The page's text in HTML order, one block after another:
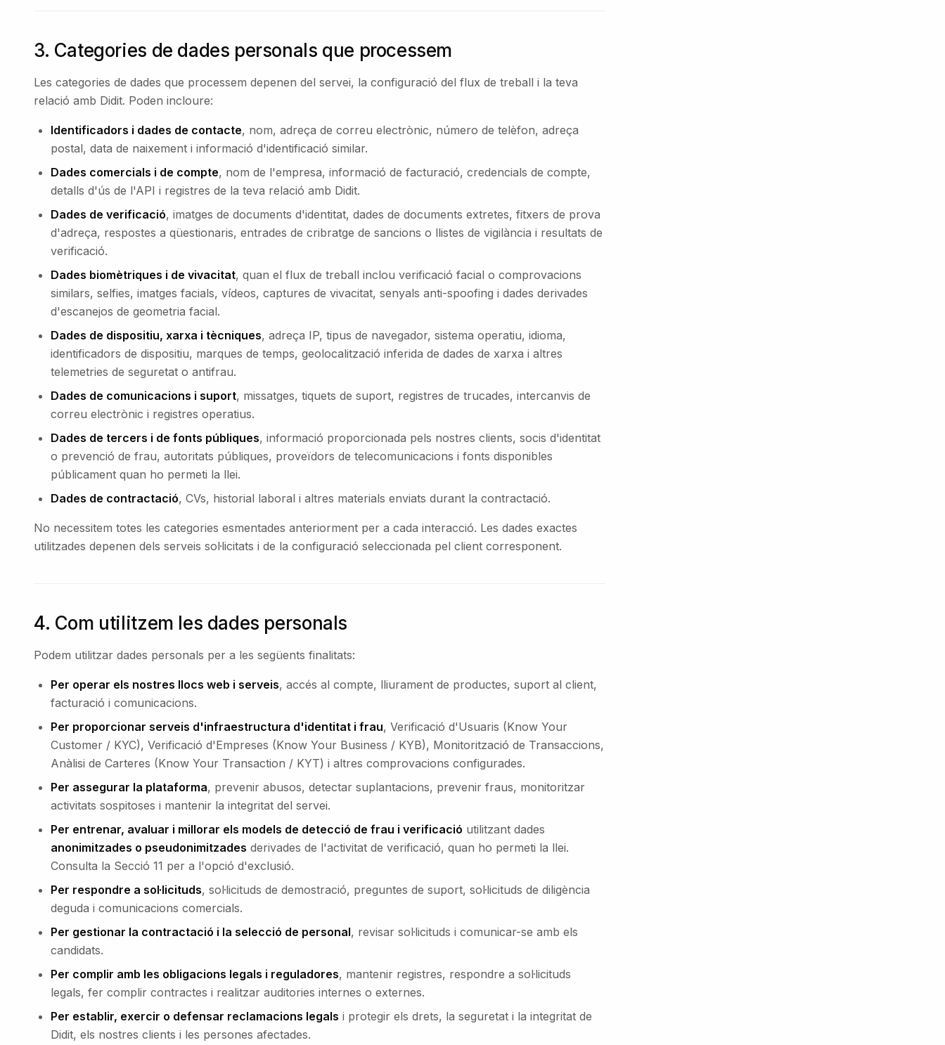
3. Categories de dades personals que processem
Les categories de dades que processem depenen del servei, la configuració del flux de treball i la teva
relació amb Didit. Poden incloure:
Identificadors i dades de contacte, nom, adreça de correu electrònic, número de telèfon, adreça
postal, data de naixement i informació d'identificació similar.
Dades comercials i de compte, nom de l'empresa, informació de facturació, credencials de compte,
detalls d'ús de l'API i registres de la teva relació amb Didit.
Dades de verificació, imatges de documents d'identitat, dades de documents extretes, fitxers de prova
d'adreça, respostes a qüestionaris, entrades de cribratge de sancions o llistes de vigilància i resultats de
verificació.
Dades biomètriques i de vivacitat, quan el flux de treball inclou verificació facial o comprovacions
similars, selfies, imatges facials, vídeos, captures de vivacitat, senyals anti-spoofing i dades derivades
d'escanejos de geometria facial.
Dades de dispositiu, xarxa i tècniques, adreça IP, tipus de navegador, sistema operatiu, idioma,
identificadors de dispositiu, marques de temps, geolocalització inferida de dades de xarxa i altres
telemetries de seguretat o antifrau.
Dades de comunicacions i suport, missatges, tiquets de suport, registres de trucades, intercanvis de
correu electrònic i registres operatius.
Dades de tercers i de fonts públiques, informació proporcionada pels nostres clients, socis d'identitat
o prevenció de frau, autoritats públiques, proveïdors de telecomunicacions i fonts disponibles
públicament quan ho permeti la llei.
Dades de contractació, CVs, historial laboral i altres materials enviats durant la contractació.
No necessitem totes les categories esmentades anteriorment per a cada interacció. Les dades exactes
utilitzades depenen dels serveis sol·licitats i de la configuració seleccionada pel client corresponent.
4. Com utilitzem les dades personals
Podem utilitzar dades personals per a les següents finalitats:
Per operar els nostres llocs web i serveis, accés al compte, lliurament de productes, suport al client,
facturació i comunicacions.
Per proporcionar serveis d'infraestructura d'identitat i frau, Verificació d'Usuaris (Know Your
Customer / KYC), Verificació d'Empreses (Know Your Business / KYB), Monitorització de Transaccions,
Anàlisi de Carteres (Know Your Transaction / KYT) i altres comprovacions configurades.
Per assegurar la plataforma, prevenir abusos, detectar suplantacions, prevenir fraus, monitoritzar
activitats sospitoses i mantenir la integritat del servei.
Per entrenar, avaluar i millorar els models de detecció de frau i verificació utilitzant dades
anonimitzades o pseudonimitzades derivades de l'activitat de verificació, quan ho permeti la llei.
Consulta la Secció 11 per a l'opció d'exclusió.
Per respondre a sol·licituds, sol·licituds de demostració, preguntes de suport, sol·licituds de diligència
deguda i comunicacions comercials.
Per gestionar la contractació i la selecció de personal, revisar sol·licituds i comunicar-se amb els
candidats.
Per complir amb les obligacions legals i reguladores, mantenir registres, respondre a sol·licituds
legals, fer complir contractes i realitzar auditories internes o externes.
Per establir, exercir o defensar reclamacions legals i protegir els drets, la seguretat i la integritat de
Didit, els nostres clients i les persones afectades.